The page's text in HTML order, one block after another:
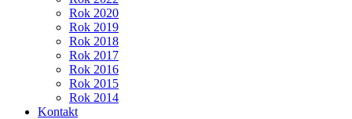
Rok 2020
Rok 2019
Rok 2018
Rok 2017
Rok 2016
Rok 2015
Rok 2014
Kontakt